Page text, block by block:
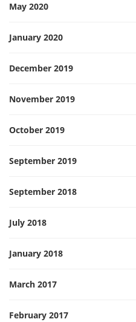
May 2020
January 2020
December 2019
November 2019
October 2019
September 2019
September 2018
July 2018
January 2018
March 2017
February 2017